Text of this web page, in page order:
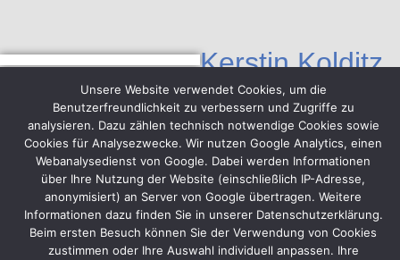
Kerstin Kolditz
Buchhaltung,
Sekretariat
Deutsch
+49 (0) 40 / 41 91 91 –
38
k.kolditz@protec-
messebau.de
Unsere Website verwendet Cookies, um die
Benutzerfreundlichkeit zu verbessern und Zugriffe zu
analysieren. Dazu zählen technisch notwendige Cookies sowie
Cookies für Analysezwecke. Wir nutzen Google Analytics, einen
Webanalysedienst von Google. Dabei werden Informationen
über Ihre Nutzung der Website (einschließlich IP-Adresse,
anonymisiert) an Server von Google übertragen. Weitere
Informationen dazu finden Sie in unserer Datenschutzerklärung.
Beim ersten Besuch können Sie der Verwendung von Cookies
zustimmen oder Ihre Auswahl individuell anpassen. Ihre